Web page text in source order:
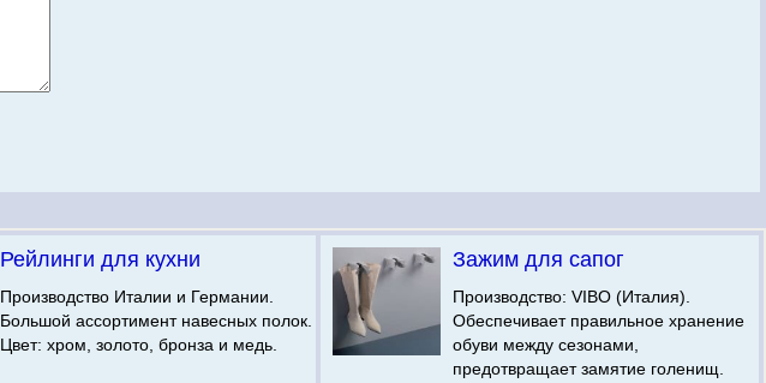
Рейлинги для кухни
Производство Италии и Германии.
Большой ассортимент навесных полок.
Цвет: хром, золото, бронза и медь.
Зажим для сапог
Производство: VIBO (Италия).
Обеспечивает правильное хранение
обуви между сезонами,
предотвращает замятие голенищ.